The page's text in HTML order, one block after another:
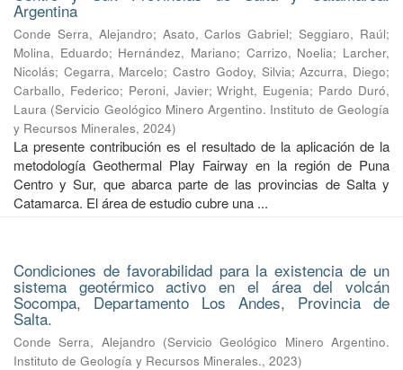
Argentina
Conde Serra, Alejandro; Asato, Carlos Gabriel;Seggiaro, Raúl;
Molina, Eduardo; Hernández, Mariano; Carrizo, Noelia; Larcher,
Nicolás; Cegarra, Marcelo;Castro Godoy, Silvia;Azcurra, Diego;
Carballo, Federico; Peroni, Javier;Wright, Eugenia; Pardo Duró,
Laura (Servicio Geológico Minero Argentino. Instituto de Geología
y Recursos Minerales, 2024)
La presente contribución es el resultado de la aplicación de la
metodología Geothermal Play Fairway en la región de Puna
Centro y Sur, que abarca parte de las provincias de Salta y
Catamarca. El área de estudio cubre una ...
Condiciones de favorabilidad para la existencia de un
sistema geotérmico activo en el área del volcán
Socompa, Departamento Los Andes, Provincia de
Salta.
Conde Serra, Alejandro (Servicio Geológico Minero Argentino.
Instituto de Geología y Recursos Minerales., 2023)